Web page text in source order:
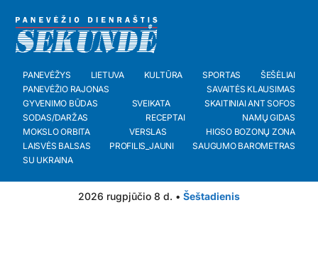
PANEVĖŽYS LIETUVA KULTŪRA SPORTAS
ŠEŠĖLIAI
PANEVĖŽIO RAJONAS
SAVAITĖS KLAUSIMAS
GYVENIMO BŪDAS
SVEIKATA
SKAITINIAI ANT SOFOS
SODAS/DARŽAS
RECEPTAI
NAMŲ GIDAS
MOKSLO ORBITA
VERSLAS
HIGSO BOZONŲ ZONA
LAISVĖS BALSAS
PROFILIS_JAUNI
SAUGUMO BAROMETRAS
SU UKRAINA
2026 rugpjūčio 8 d. • Šeštadienis